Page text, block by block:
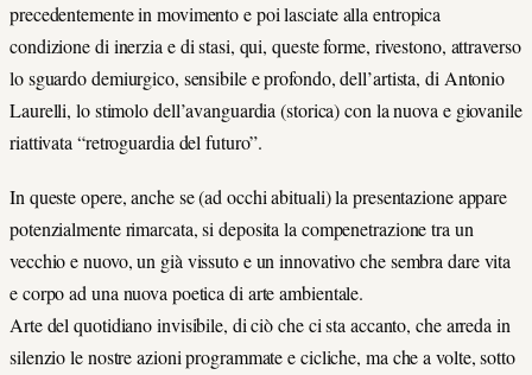
precedentemente in movimento e poi lasciate alla entropica
condizione di inerzia e di stasi, qui, queste forme, rivestono, attraverso
lo sguardo demiurgico, sensibile e profondo, dell’artista, di Antonio
Laurelli, lo stimolo dell’avanguardia (storica) con la nuova e giovanile
riattivata “retroguardia del futuro”.
In queste opere, anche se (ad occhi abituali) la presentazione appare
potenzialmente rimarcata, si deposita la compenetrazione tra un
vecchio e nuovo, un già vissuto e un innovativo che sembra dare vita
e corpo ad una nuova poetica di arte ambientale.
Arte del quotidiano invisibile, di ciò che ci sta accanto, che arreda in
silenzio le nostre azioni programmate e cicliche, ma che a volte, sotto